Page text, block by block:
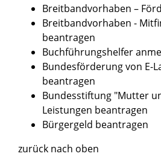
Breitbandvorhaben –
Breitbandvorhaben -
beantragen
Buchführungshelfer
Bundesförderung von E-
beantragen
Bundesstiftung "Mutter
Leistungen beantragen
Bürgergeld beantragen
zurück nach oben